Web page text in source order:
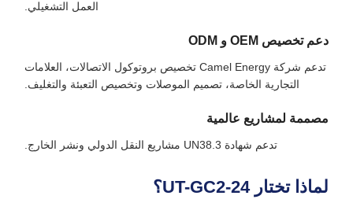
العمل التشغيلي.
دعم تخصيص OEM و ODM
تدعم شركة Camel Energy تخصيص بروتوكول الاتصالات، العلامات
التجارية الخاصة، تصميم الموصلات وتخصيص التعبئة والتغليف.
مصممة لمشاريع عالمية
تدعم شهادة UN38.3 مشاريع النقل الدولي ونشر الخارج.
لماذا تختار UT-GC2-24؟